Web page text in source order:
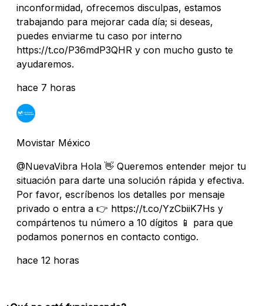
inconformidad, ofrecemos disculpas, estamos
trabajando para mejorar cada día; si deseas,
puedes enviarme tu caso por interno
https://t.co/P36mdP3QHR y con mucho gusto te
ayudaremos.
hace 7 horas
Movistar México
@NuevaVibra Hola 👋 Queremos entender mejor tu
situación para darte una solución rápida y efectiva.
Por favor, escríbenos los detalles por mensaje
privado o entra a 👉 https://t.co/YzCbiiK7Hs y
compártenos tu número a 10 dígitos 📱 para que
podamos ponernos en contacto contigo.
hace 12 horas